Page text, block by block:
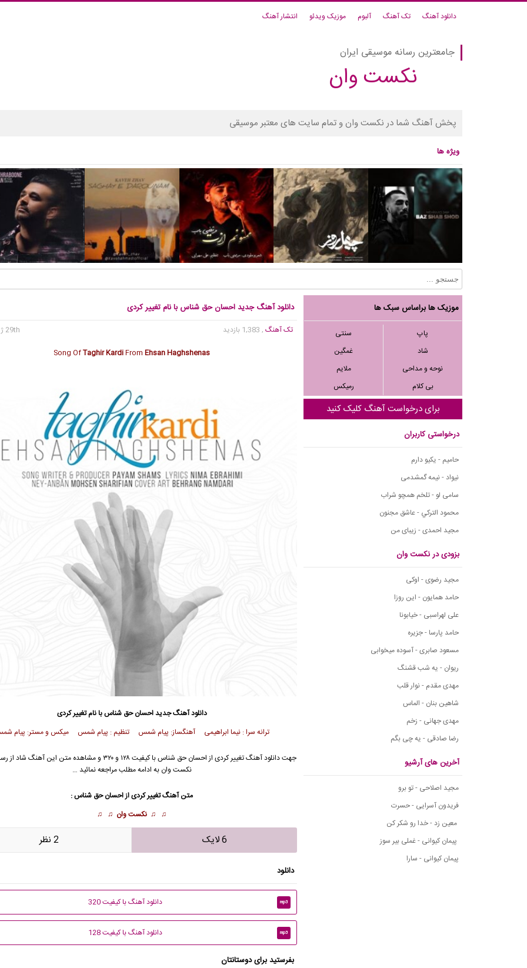
دانلود آهنگ تک آهنگ آلبوم موزیک ویدئو انتشار آهنگ
جامعترین رسانه موسیقی ایران
نکست وان
پخش آهنگ شما در نکست وان و تمام سایت های معتبر موسیقی
ویژه ها
موزیک ها براساس سبک ها
پاپ
سنتی
شاد
غمگین
نوحه و مداحی
ملایم
بی کلام
رمیکس
برای درخواست آهنگ کلیک کنید
درخواستی کاربران
حامیم - یکیو دارم
نیواد - نیمه گمشدمی
سامی لو - تلخم همچو شراب
محمود التركي - عاشق مجنون
مجید احمدی - زیبای من
بزودی در نکست وان
مجید رضوی - اوکی
حامد همایون - این روزا
علی لهراسبی - خیابونا
حامد پارسا - جزیره
مسعود صابری - آسوده میخوابی
ریوان - یه شب قشنگ
مهدی مقدم - نوار قلب
شاهین بنان - الماس
مهدی جهانی - زخم
رضا صادقی - یه چی بگم
آخرین های آرشیو
مجید اصلاحی - تو برو
فریدون آسرایی - حسرت
معین زد - خدا رو شکر کن
پیمان کیوانی - غملی بیر سوز
پیمان کیوانی - سارا
دانلود آهنگ جدید احسان حق شناس با نام تغییر کردی
تک آهنگ, 1,383 بازدید
29th ژوئن 2016
Song OfTaghir KardiFromEhsan Haghshenas
دانلود آهنگ جدیداحسان حق شناسبا نام تغییر کردی
ترانه سرا : نیما ابراهیمیآهنگساز: پیام شمس تنظیم : پیام شمس میکس و مستر: پیام
جهت دانلود آهنگ تغییر کردی از احسان حق شناس
با کیفیت ۱۲۸ و ۳۲۰ و مشاهده متن این آهنگ شاد
نکست وان به ادامه مطلب مراجعه نمائید …
متن آهنگ تغییر کردی ازاحسان حق شناس:
♫ ♫ نکست وان ♫ ♫
6 لایک 2 نظر
دانلود
mp3 دانلود آهنگ با کیفیت 320
mp3 دانلود آهنگ با کیفیت 128
بفرستید برای دوستانتان